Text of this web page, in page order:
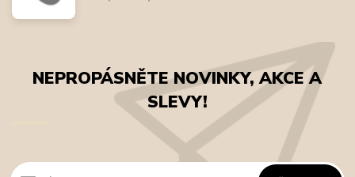
NEPROPÁSNĚTE NOVINKY, AKCE A
SLEVY!